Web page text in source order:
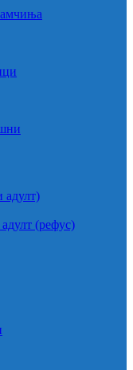
адулт)
(рефус)